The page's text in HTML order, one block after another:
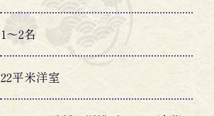
1〜2名
22平米洋室